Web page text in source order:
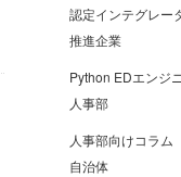
認定インテグレー
推進企業
Python EDエンジ
人事部
人事部向けコラム
自治体